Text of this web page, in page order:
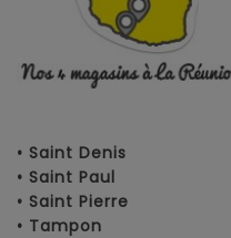
• Saint Denis
• Saint Paul
• Saint Pierre
• Tampon